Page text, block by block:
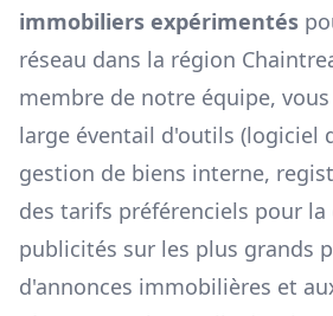
immobiliers expérimentés
réseau dans la région
membre de notre équipe, vous
large éventail d'outils (logiciel
gestion de biens interne,
des tarifs préférenciels pour
publicités sur les plus grands
d'annonces immobilières et